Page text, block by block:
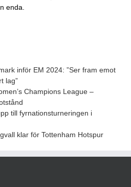
enda.
inför EM 2024: ”Ser fram emot
lag”
Champions League –
till fyrnationsturneringen i
klar för Tottenham Hotspur